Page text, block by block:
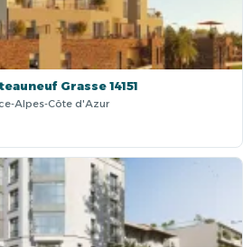
Grasse 14151
Alpes-Côte d'Azur